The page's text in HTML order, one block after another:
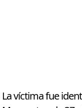
La víctima fue